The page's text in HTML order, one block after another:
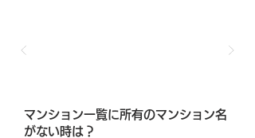
​マンション一覧に所有のマンション名
がない時は？